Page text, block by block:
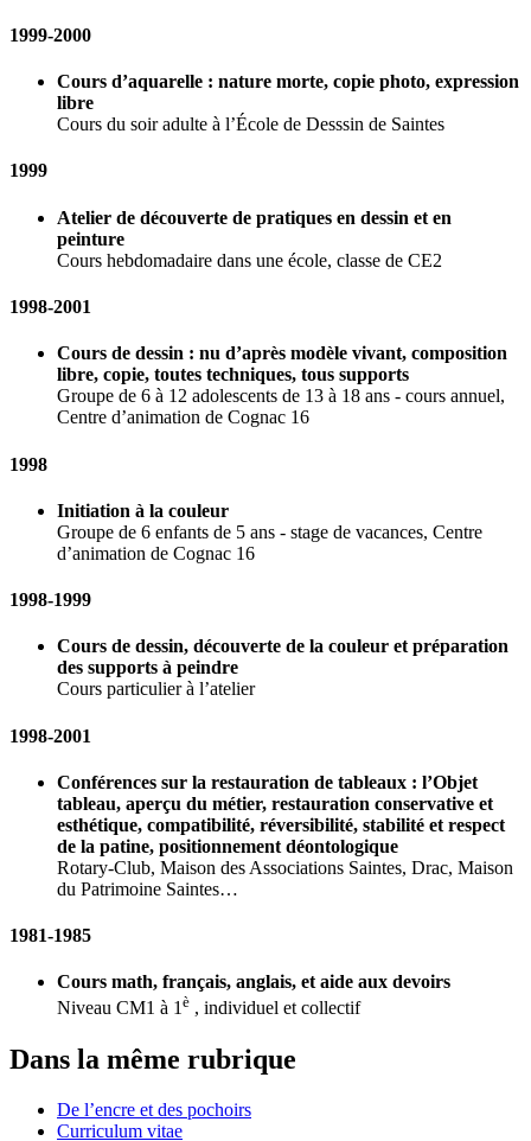
1999-2000
Cours d’aquarelle : nature morte, copie photo, expression
libre
Cours du soir adulte à l’École de Desssin de Saintes
1999
Atelier de découverte de pratiques en dessin et en
peinture
Cours hebdomadaire dans une école, classe de CE2
1998-2001
Cours de dessin : nu d’après modèle vivant, composition
libre, copie, toutes techniques, tous supports
Groupe de 6 à 12 adolescents de 13 à 18 ans - cours annuel,
Centre d’animation de Cognac 16
1998
Initiation à la couleur
Groupe de 6 enfants de 5 ans - stage de vacances, Centre
d’animation de Cognac 16
1998-1999
Cours de dessin, découverte de la couleur et préparation
des supports à peindre
Cours particulier à l’atelier
1998-2001
Conférences sur la restauration de tableaux : l’Objet
tableau, aperçu du métier, restauration conservative et
esthétique, compatibilité, réversibilité, stabilité et respect
de la patine, positionnement déontologique
Rotary-Club, Maison des Associations Saintes, Drac, Maison
du Patrimoine Saintes…
1981-1985
Cours math, français, anglais, et aide aux devoirs
Niveau CM1 à 1è , individuel et collectif
Dans la même rubrique
De l’encre et des pochoirs
Curriculum vitae